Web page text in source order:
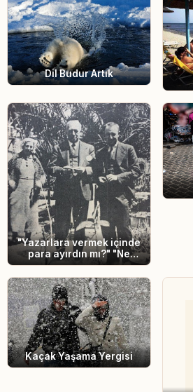
Dil Budur Artık
"Yazarlara vermek içinde
para ayırdın mı?" "Ne
parası yahu? Size de para
mı vereceğim?"
Kaçak Yaşama Yergisi